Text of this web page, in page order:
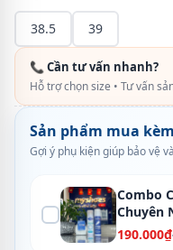
38.5 39
📞 Cần tư vấn nhanh?
Hỗ trợ chọn size • Tư vấn
Sản phẩm mua kèm
Gợi ý phụ kiện giúp bảo vệ
Combo
Chuyên
190.000₫